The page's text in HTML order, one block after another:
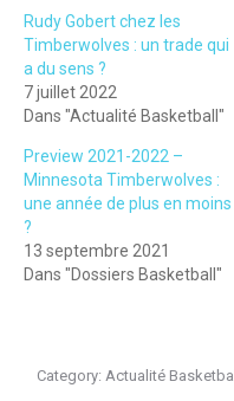
Rudy Gobert chez les
Timberwolves : un trade qui
a du sens ?
7 juillet 2022
Dans "Actualité Basketball"
Preview 2021-2022 –
Minnesota Timberwolves :
une année de plus en moins
?
13 septembre 2021
Dans "Dossiers Basketball"
Category: Actualité Basketball